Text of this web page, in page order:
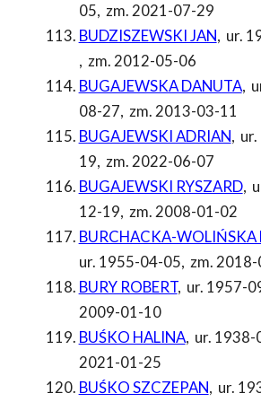
05, zm. 2021-07-29
BUDZISZEWSKI JAN, ur.
, zm. 2012-05-06
BUGAJEWSKA DANUTA,
08-27, zm. 2013-03-11
BUGAJEWSKI ADRIAN,
19, zm. 2022-06-07
BUGAJEWSKI RYSZARD,
12-19, zm. 2008-01-02
BURCHACKA-WOLIŃSKA
ur. 1955-04-05, zm.
BURY ROBERT, ur. 1957-
2009-01-10
BUŚKO HALINA, ur. 1938-
2021-01-25
BUŚKO SZCZEPAN, ur.